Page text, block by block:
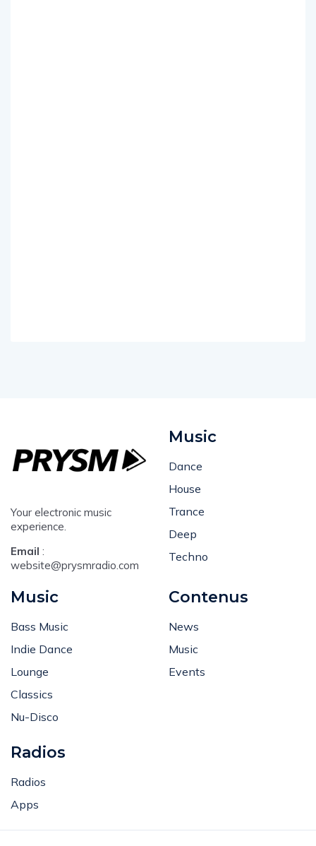
Your electronic music
experience.
Email :
website@prysmradio.com
Music
Dance
House
Trance
Deep
Techno
Music
Bass Music
Indie Dance
Lounge
Classics
Nu-Disco
Contenus
News
Music
Events
Radios
Radios
Apps